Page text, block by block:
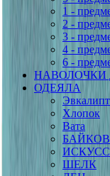
1 -
2 -
3 -
4 -
6 -
НАВОЛОЧКИ
ОДЕЯЛА
Эвкалипт
Хлопок
Вата
ШЕЛК